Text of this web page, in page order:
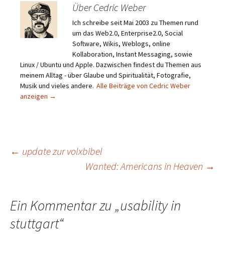
Über Cedric Weber
Ich schreibe seit Mai 2003 zu Themen rund
um das Web2.0, Enterprise2.0, Social
Software, Wikis, Weblogs, online
Kollaboration, Instant Messaging, sowie
Linux / Ubuntu und Apple. Dazwischen findest du Themen aus
meinem Alltag - über Glaube und Spiritualität, Fotografie,
Musik und vieles andere. Alle Beiträge von Cedric Weber
anzeigen →
Beitragsnavigation
← update zur volxbibel
Wanted: Americans in Heaven →
Ein Kommentar zu „usability in
stuttgart“